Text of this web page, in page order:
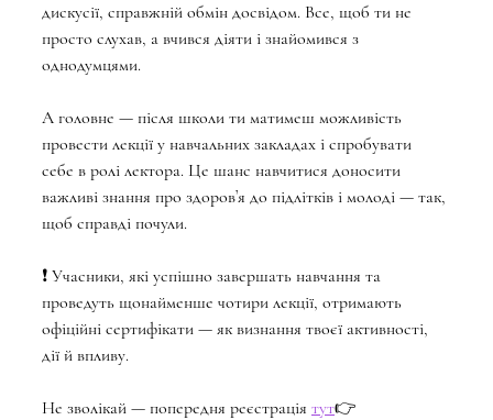
дискусії, справжній обмін досвідом. Все, щоб ти не
просто слухав, а вчився діяти і знайомився з
однодумцями.
А головне — після школи ти матимеш можливість
провести лекції у навчальних закладах і спробувати
себе в ролі лектора. Це шанс навчитися доносити
важливі знання про здоров’я до підлітків і молоді — так,
щоб справді почули.
❗️ Учасники, які успішно завершать навчання та
проведуть щонайменше чотири лекції, отримають
офіційні сертифікати — як визнання твоєї активності,
дії й впливу.
Не зволікай — попередня реєстрація тут👉